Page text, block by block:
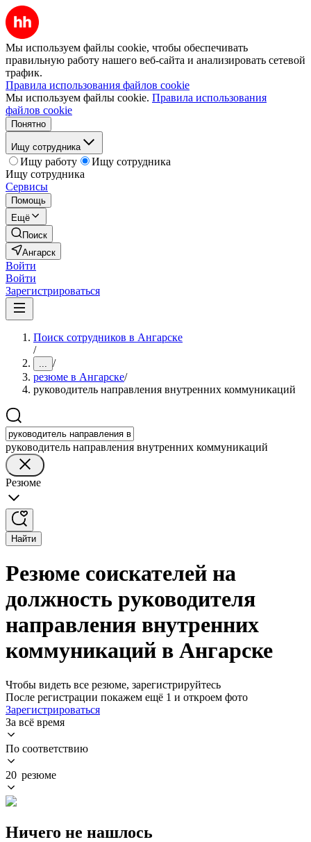
Мы используем файлы cookie, чтобы обеспечивать
правильную работу нашего веб-сайта и анализировать сетевой
трафик.
Правила использования файлов cookie
Мы используем файлы cookie. Правила использования
файлов cookie
Понятно
Ищу сотрудника
Ищу работу
Ищу сотрудника
Ищу сотрудника
Сервисы
Помощь
Ещё
Поиск
Ангарск
Войти
Войти
Зарегистрироваться
Поиск сотрудников в Ангарске
/
... /
резюме в Ангарске/
руководитель направления внутренних коммуникаций
руководитель направления внутренних коммуникаций
Резюме
Найти
Резюме соискателей на
должность руководителя
направления внутренних
коммуникаций в Ангарске
Чтобы видеть все резюме, зарегистрируйтесь
После регистрации покажем ещё 1 и откроем фото
Зарегистрироваться
За всё время
По соответствию
20 резюме
Ничего не нашлось